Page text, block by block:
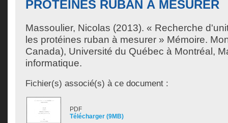
PROTÉINES RUBAN À MESURER
Massoulier, Nicolas (2013). « Recherche
les protéines ruban à mesurer » Mémoire.
Canada), Université du Québec à Montréal,
informatique.
Fichier(s) associé(s) à ce document :
PDF
Télécharger (9MB)